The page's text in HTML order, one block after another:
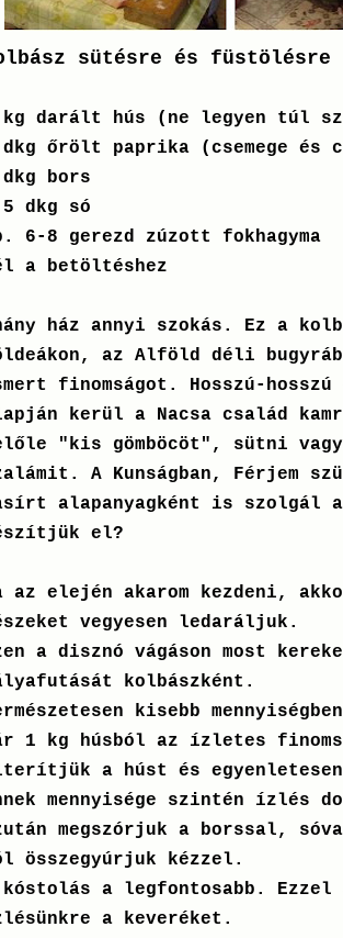
sütésre és füstölésre
kg darált hús (ne legyen túl
őrölt paprika (csemege és
bors
dkg só
6-8 gerezd zúzott fokhagyma
a betöltéshez
ház annyi szokás. Ez a
az Alföld déli
finomságot. Hosszú-
kerül a Nacsa család
"kis gömböcöt", sütni
A Kunságban, Férjem
alapanyagként is szolgál
el?
az elején akarom kezdeni,
vegyesen ledaráljuk.
a disznó vágáson most
kolbászként.
kisebb
1 kg húsból az ízletes
a húst és
mennyisége szintén ízlés
megszórjuk a borssal,
összegyúrjuk kézzel.
kóstolás a legfontosabb.
a keveréket.